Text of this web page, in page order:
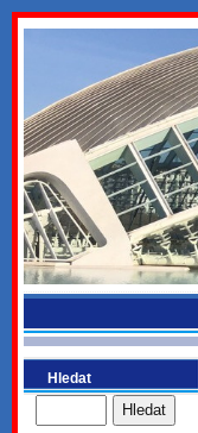
Hledat